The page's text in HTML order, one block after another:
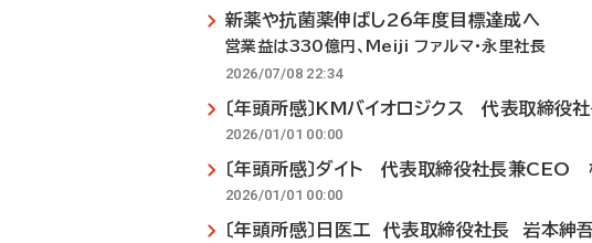
新薬や抗菌薬伸ばし26年度目標達成へ
営業益は330億円、Meiji ファルマ・永里社長
2026/07/08 22:34
〔年頭所感〕KMバイオロジクス 代表取締役
2026/01/01 00:00
〔年頭所感〕ダイト 代表取締役社長兼CEO
2026/01/01 00:00
〔年頭所感〕日医工 代表取締役社長 岩本紳